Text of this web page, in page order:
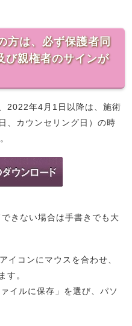
方は、必ず保護者同
び親権者のサインが
2022年4月1日以降は、施術
、カウンセリング日）の時
きない場合は手書きでも大
イコンにマウスを合わせ、
す。
イルに保存」を選び、パソ